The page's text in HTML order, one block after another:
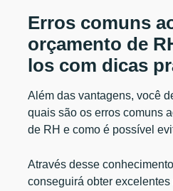
Erros comuns
orçamento de
los com dicas
Além das vantagens, você
quais são os erros comuns
de RH e como é possível
Através desse
conseguirá obter